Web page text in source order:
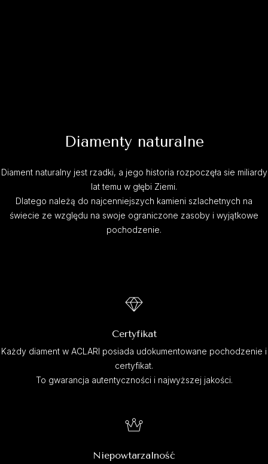
Diamenty naturalne
Diament naturalny jest rzadki, a jego historia rozpoczęła sie miliardy
lat temu w głębi Ziemi.
Dlatego należą do najcenniejszych kamieni szlachetnych na
świecie ze względu na swoje ograniczone zasoby i wyjątkowe
pochodzenie.
Certyfikat
Każdy diament w ACLARI posiada udokumentowane pochodzenie i
certyfikat.
To gwarancja autentyczności i najwyższej jakości.
Niepowtarzalność